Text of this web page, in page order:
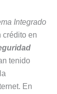
Integrado
crédito en
tenido
En